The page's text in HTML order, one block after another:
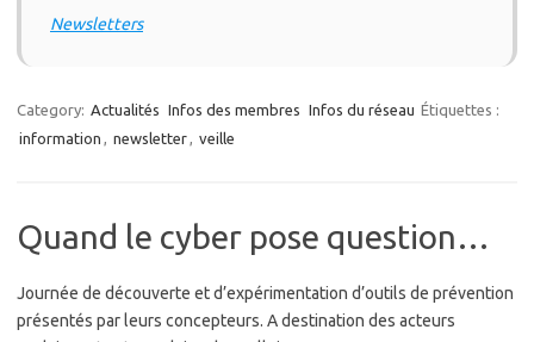
Newsletters
Category: Actualités Infos des membres Infos du réseau Étiquettes :
information , newsletter, veille
Quand le cyber pose question…
Journée de découverte et d’expérimentation d’outils de prévention
présentés par leurs concepteurs. A destination des acteurs